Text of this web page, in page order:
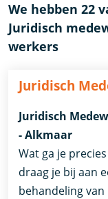
We hebben 22
Juridisch
werkers
Juridisch
Juridisch
- Alkmaar
Wat ga je
draag je bij aan
behandeling